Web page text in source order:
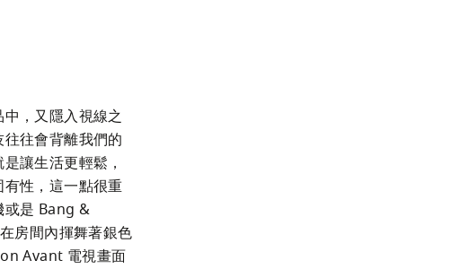
，又隱入視線之
往會背離我們的
讓生活更輕鬆，
性，這一點很重
或是 Bang &
房間內揮舞著銀色
Avant 電視畫面